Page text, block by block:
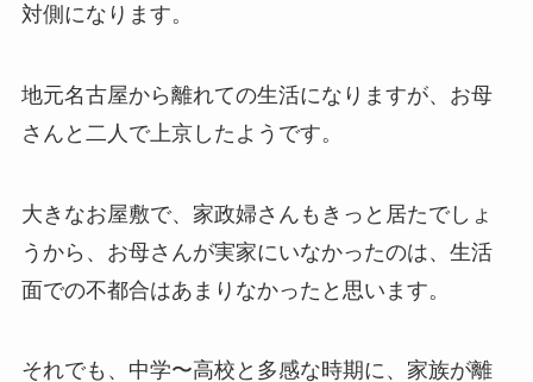
対側になります。
地元名古屋から離れての生活になりますが、お母
さんと二人で上京したようです。
大きなお屋敷で、家政婦さんもきっと居たでしょ
うから、お母さんが実家にいなかったのは、生活
面での不都合はあまりなかったと思います。
それでも、中学〜高校と多感な時期に、家族が離